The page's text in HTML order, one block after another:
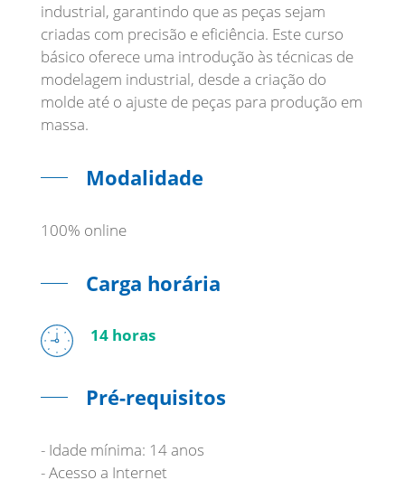
industrial, garantindo que as peças sejam
criadas com precisão e eficiência. Este curso
básico oferece uma introdução às técnicas de
modelagem industrial, desde a criação do
molde até o ajuste de peças para produção em
massa.
Modalidade
100% online
Carga horária
14 horas
Pré-requisitos
- Idade mínima: 14 anos
- Acesso a Internet